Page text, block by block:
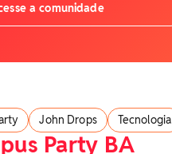
a comunidade
John Drops Tecnologia
Party BA